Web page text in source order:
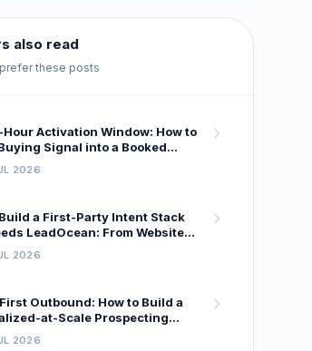
also read
these posts
Activation Window: How to
Signal into a Booked
2026
a First-Party Intent Stack
LeadOcean: From Website
2026
Outbound: How to Build a
at-Scale Prospecting
2026